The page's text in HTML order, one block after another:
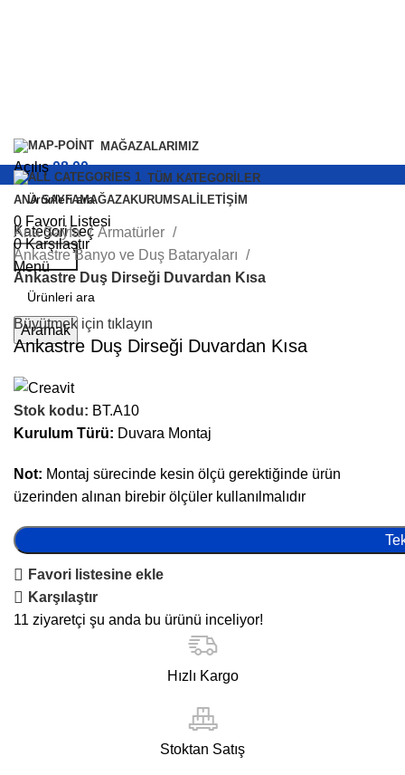
MAĞAZALARIMIZ
Açılış08.00
Kategori seç
Aramak
TÜM KATEGORILER
Lavabo Bataryası
Ankastre Lavabo
Bataryaları
Mutfak Bataryaları
Sifon Takımı
Lavabo Sifonu
Sifon Üst Takım
Banyo Bataryası
Bataryaları
Duş Bataryaları
ANA SAYFAMAĞAZAKURUMSAL İLETIŞIM
0 Favori Listesi
0 Karşılaştır
Menü
Aramak
Ana Sayfa
Armatürler
Ankastre Banyo ve Duş Bataryaları
Ankastre Duş Dirseği Duvardan Kısa
Büyütmek için tıklayın
Ankastre Duş Dirseği Duvardan Kısa
Stok kodu: BT.A10
Kurulum Türü: Duvara Montaj
Not: Montaj sürecinde kesin ölçü gerektiğinde ürün
üzerinden alınan birebir ölçüler kullanılmalıdır
Favori listesine ekle
Karşılaştır
11 ziyaretçi şu anda bu ürünü inceliyor!
Hızlı Kargo
Stoktan Satış